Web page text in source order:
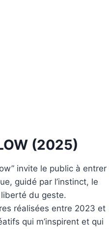
(2025)
invite le public à entrer
guidé par l’instinct, le
du geste.
réalisées entre 2023 et
qui m’inspirent et qui